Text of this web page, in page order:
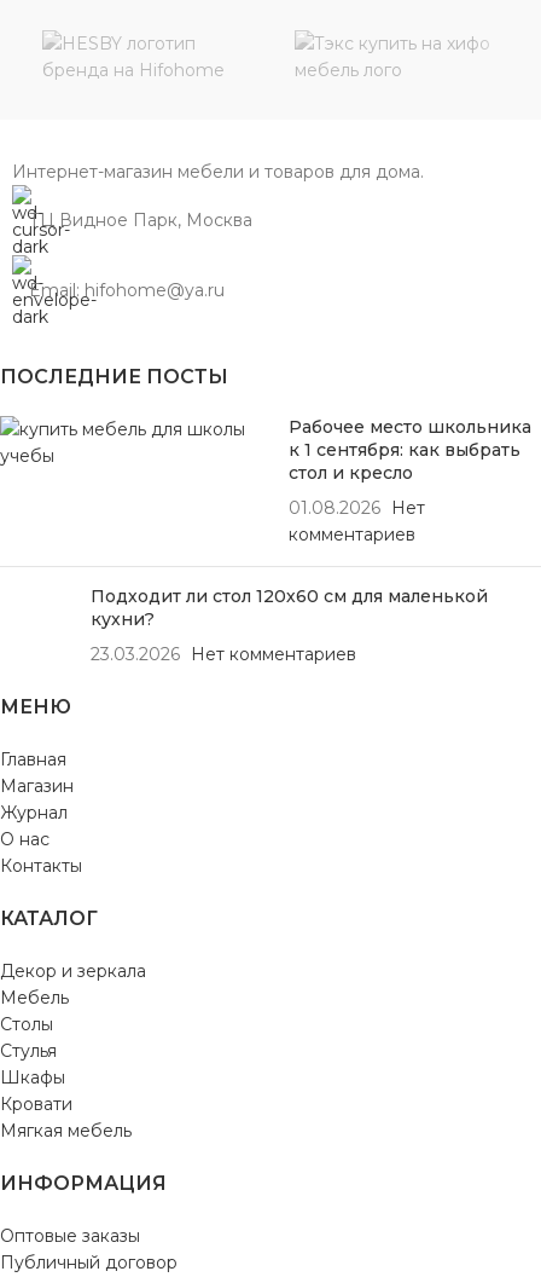
Интернет-магазин мебели и товаров для дома.
ТЦ Видное Парк, Москва
Email: hifohome@ya.ru
ПОСЛЕДНИЕ ПОСТЫ
Рабочее место школьника
к 1 сентября: как выбрать
стол и кресло
01.08.2026
Нет
комментариев
Подходит ли стол 120х60 см для маленькой
кухни?
23.03.2026
Нет комментариев
МЕНЮ
Главная
Магазин
Журнал
О нас
Контакты
КАТАЛОГ
Декор и зеркала
Мебель
Столы
Стулья
Шкафы
Кровати
Мягкая мебель
ИНФОРМАЦИЯ
Оптовые заказы
Публичный договор